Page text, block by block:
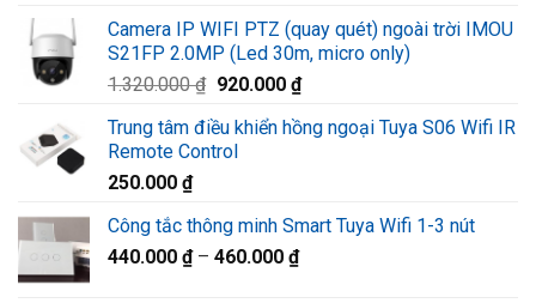
là:
1.580.000 ₫.
tại
là:
Camera IP WIFI PTZ (quay quét) ngoài trời IMOU
S21FP 2.0MP (Led 30m, micro only)
1.320.000₫ Giá
là:
1.320.000 ₫.
920.000 ₫Giá
tại
Trung tâm điều khiển hồng ngoại Tuya S06 Wifi IR
Remote Control
250.000 ₫
Công tắc thông minh Smart Tuya Wifi 1-3 nút
440.000 ₫– 460.000 ₫